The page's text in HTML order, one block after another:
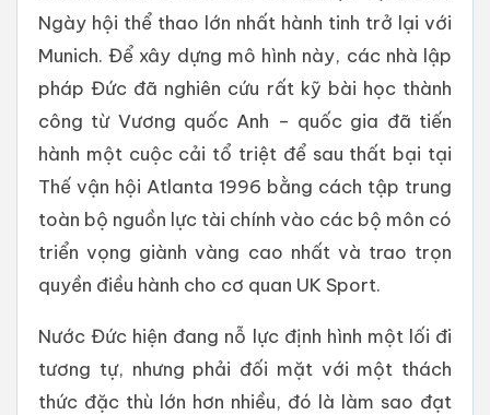
Ngày hội thể thao lớn nhất hành tinh trở lại với
Munich. Để xây dựng mô hình này, các nhà lập
pháp Đức đã nghiên cứu rất kỹ bài học thành
công từ Vương quốc Anh – quốc gia đã tiến
hành một cuộc cải tổ triệt để sau thất bại tại
Thế vận hội Atlanta 1996 bằng cách tập trung
toàn bộ nguồn lực tài chính vào các bộ môn có
triển vọng giành vàng cao nhất và trao trọn
quyền điều hành cho cơ quan UK Sport.
Nước Đức hiện đang nỗ lực định hình một lối đi
tương tự, nhưng phải đối mặt với một thách
thức đặc thù lớn hơn nhiều, đó là làm sao đạt